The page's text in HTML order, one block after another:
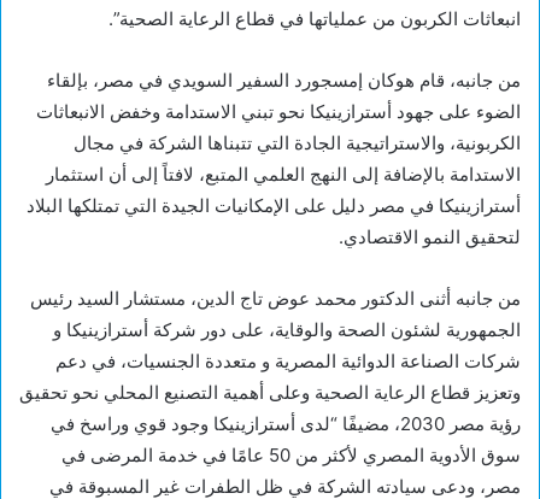
انبعاثات الكربون من عملياتها في قطاع الرعاية الصحية”.
من جانبه، قام هوكان إمسجورد السفير السويدي في مصر، بإلقاء
الضوء على جهود أسترازينيكا نحو تبني الاستدامة وخفض الانبعاثات
الكربونية، والاستراتيجية الجادة التي تتبناها الشركة في مجال
الاستدامة بالإضافة إلى النهج العلمي المتبع، لافتاً إلى أن استثمار
أسترازينيكا في مصر دليل على الإمكانيات الجيدة التي تمتلكها البلاد
لتحقيق النمو الاقتصادي.
من جانبه أثنى الدكتور محمد عوض تاج الدين، مستشار السيد رئيس
الجمهورية لشئون الصحة والوقاية، على دور شركة أسترازينيكا و
شركات الصناعة الدوائية المصرية و متعددة الجنسيات، في دعم
وتعزيز قطاع الرعاية الصحية وعلى أهمية التصنيع المحلي نحو تحقيق
رؤية مصر 2030، مضيفًا “لدى أسترازينيكا وجود قوي وراسخ في
سوق الأدوية المصري لأكثر من 50 عامًا في خدمة المرضى في
مصر، ودعى سيادته الشركة في ظل الطفرات غير المسبوقة في